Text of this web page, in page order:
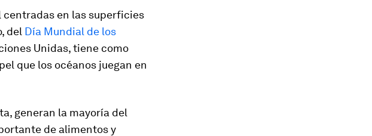
en las superficies
del Día Mundial de los
Unidas, tiene como
que los océanos juegan en
generan la mayoría del
de alimentos y